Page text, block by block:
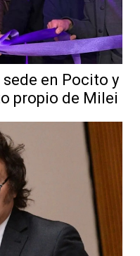
en Pocito y
propio de Milei